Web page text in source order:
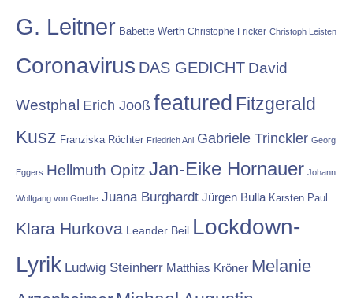
G. Leitner Babette Werth Christophe Fricker Christoph Leisten
Coronavirus DAS GEDICHT David
Westphal Erich Jooß featured Fitzgerald
Kusz Franziska Röchter Friedrich Ani Gabriele Trinckler Georg
Eggers Hellmuth Opitz Jan-Eike Hornauer Johann
Wolfgang von Goethe Juana Burghardt Jürgen Bulla Karsten Paul
Klara Hurkova Leander Beil Lockdown-
Lyrik Ludwig Steinherr Matthias Kröner Melanie